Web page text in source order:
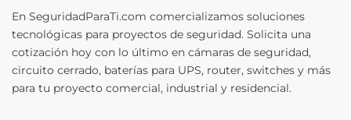
En SeguridadParaTi.com comercializamos soluciones
tecnológicas para proyectos de seguridad. Solicita una
cotización hoy con lo último en cámaras de seguridad,
circuito cerrado, baterías para UPS, router, switches y más
para tu proyecto comercial, industrial y residencial.